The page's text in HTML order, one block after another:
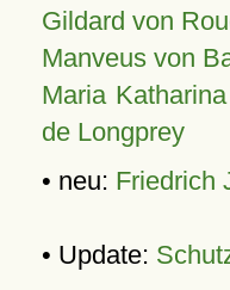
Gildard von
Manveus von
Maria
de Longprey
• neu: Friedrich
• Update: